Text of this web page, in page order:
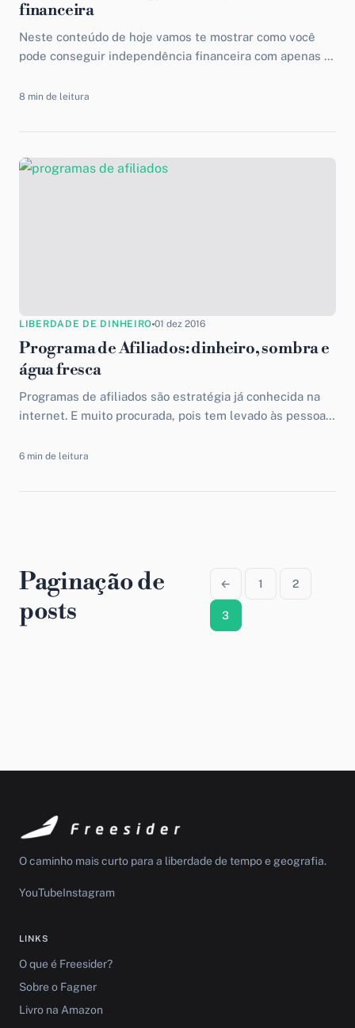
financeira
Neste conteúdo de hoje vamos te mostrar como você
pode conseguir independência financeira com apenas 5
8 min de leitura
LIBERDADE DE DINHEIRO 01 dez 2016
Programa de Afiliados: dinheiro, sombra e
água fresca
Programas de afiliados são estratégia já conhecida na
internet. E muito procurada, pois tem levado às pessoas
criatividade. E...
6 min de leitura
Paginação de
posts
← 1 2
3
O caminho mais curto para a liberdade de tempo e geografia.
YouTubeInstagram
LINKS
O que é Freesider?
Sobre o Fagner
Livro na Amazon